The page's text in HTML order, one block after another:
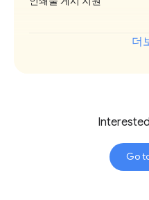
텐츠의 'blob'을
는 디지털 애셋
페이지 편집기,
는 Matik도 지원
더
Go